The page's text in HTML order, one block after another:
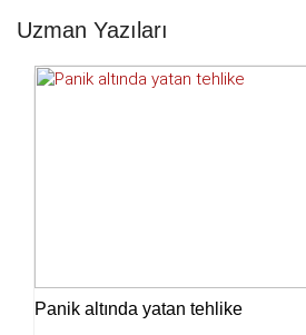
Uzman Yazıları
Panik altında yatan tehlike